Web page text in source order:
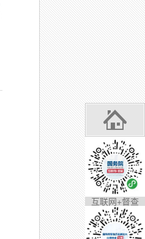
互联网+督查